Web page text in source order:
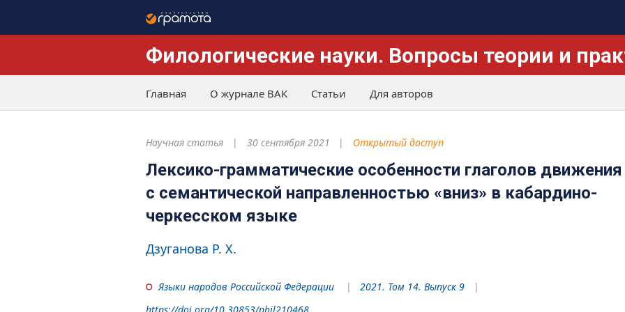
Филологические науки. Вопросы теории и
Главная О журнале ВАК Статьи Для авторов
Научная статья 30 сентября 2021 Открытый доступ
Лексико-грамматические особенности глаголов движения
с семантической направленностью «вниз» в кабардино-
черкесском языке
Дзуганова Р. Х.
Языки народов Российской Федерации
2021. Том 14. Выпуск 9